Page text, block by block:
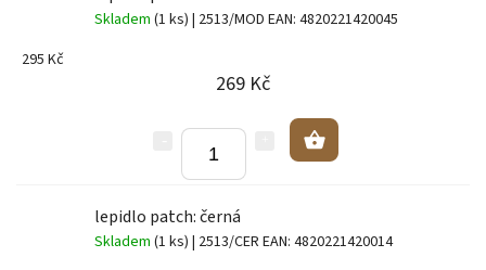
Skladem (1 ks) | 2513/MOD EAN: 4820221420045
295 Kč
269 Kč
lepidlo patch: černá
Skladem (1 ks) | 2513/CER EAN: 4820221420014